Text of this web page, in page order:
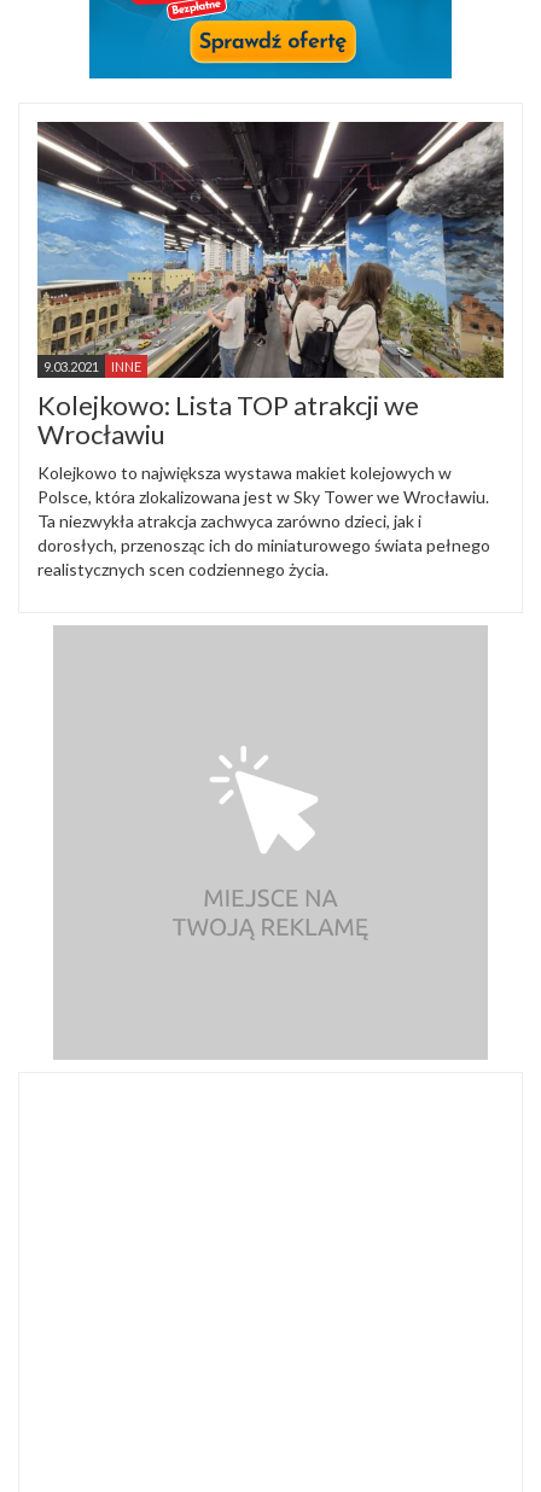
9.03.2021 INNE
Kolejkowo: Lista TOP atrakcji we
Wrocławiu
Kolejkowo to największa wystawa makiet kolejowych w
Polsce, która zlokalizowana jest w Sky Tower we Wrocławiu.
Ta niezwykła atrakcja zachwyca zarówno dzieci, jak i
dorosłych, przenosząc ich do miniaturowego świata pełnego
realistycznych scen codziennego życia.